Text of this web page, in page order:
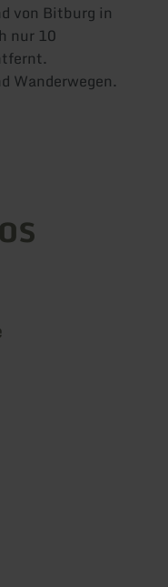
von Bitburg in
nur 10
Wanderwegen.